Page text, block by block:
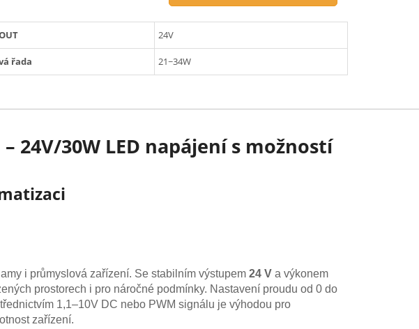
24V
řada 21~34W
24V/30W LED napájení s možností
i průmyslová zařízení. Se stabilním výstupem 24 V a výkonem
prostorech i pro náročné podmínky. Nastavení proudu od 0 do
1,1–10V DC nebo PWM signálu je výhodou pro
zařízení.